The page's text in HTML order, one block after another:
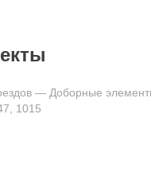
— Доборные
1015